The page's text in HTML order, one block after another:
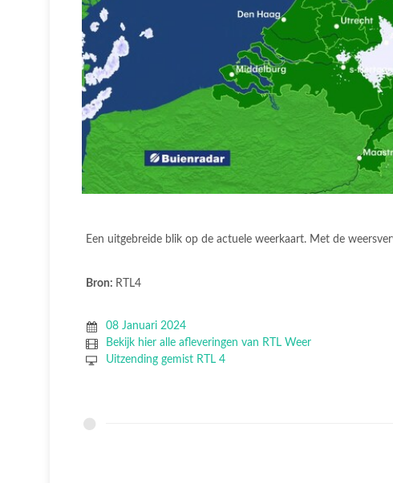
Een uitgebreide blik op de actuele weerkaart. Met de
Bron: RTL4
08 Januari 2024
Bekijk hier alle afleveringen van RTL Weer
Uitzending gemist RTL 4